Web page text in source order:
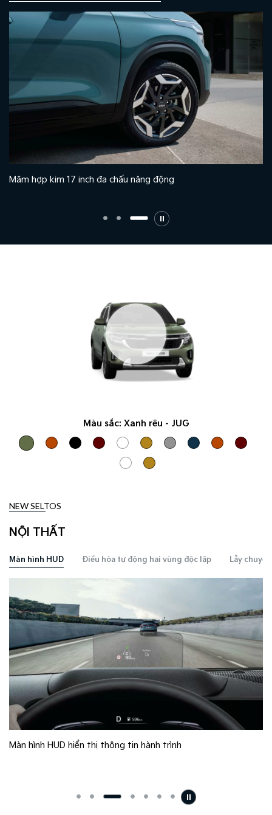
Mâm hợp kim 17 inch đa chấu năng động
Màu sắc: Xanh rêu - JUG
NEW SELTOS
NỘI THẤT
Màn hình HUD Điều hòa tự động hai vùng độc lập Lẫy
Màn hình HUD hiển thị thông tin hành trình